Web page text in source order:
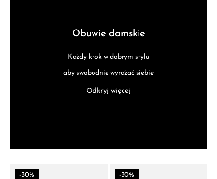
Obuwie damskie
Każdy krok w dobrym stylu
aby swobodnie wyrażać siebie
Odkryj więcej
-30% -30%